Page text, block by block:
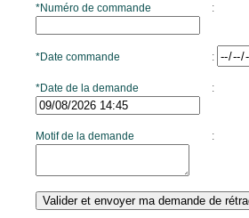
*Numéro de commande :
*Date commande :
*Date de la demande :
Motif de la demande :